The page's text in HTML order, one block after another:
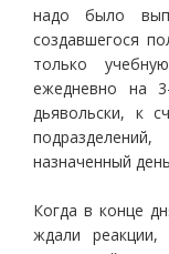
надо было
создавшегося
только
ежедневно на
дьявольски, к
назначенный
Когда в конце
ждали